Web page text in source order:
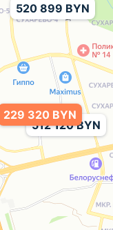
512 120 BYN
520 899 BYN
229 320 BYN